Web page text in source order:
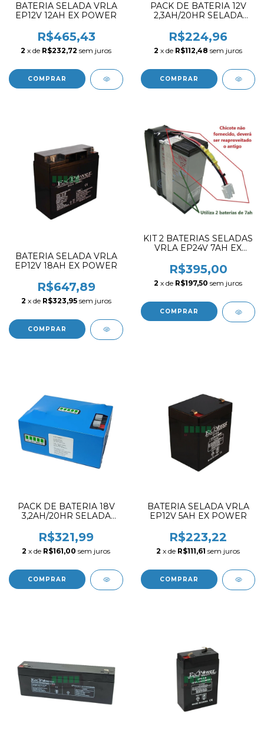
BATERIA SELADA VRLA
EP12V 12AH EX POWER
R$465,43
2 x de R$232,72 sem juros
PACK DE BATERIA 12V
2,3AH/20HR SELADA
LADO / APL. GE
CARDIOCAP 5
R$224,96
2 x de R$112,48 sem juros
BATERIA SELADA VRLA
EP12V 18AH EX POWER
R$647,89
2 x de R$323,95 sem juros
KIT 2 BATERIAS SELADAS
VRLA EP24V 7AH EX
RESPIRADOR MARCA
PURITAN BENNETT 840
#
R$395,00
2 x de R$197,50 sem juros
PACK DE BATERIA 18V
3,2AH/20HR SELADA
HEMODIALISE
FRESENIUS
R$321,99
2 x de R$161,00 sem juros
BATERIA SELADA VRLA
EP12V 5AH EX POWER
R$223,22
2 x de R$111,61 sem juros